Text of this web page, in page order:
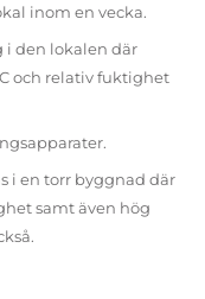
inom en vecka.
i den lokalen där
och relativ fuktighet
i en torr byggnad där
samt även hög